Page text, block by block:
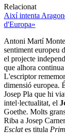
Relacionat
Així intenta
d'Europa»
Antoni Martí
sentiment europeu
el projecte
que alhora
L'escriptor
dimensió europea.
Josep Pla que hi
intel·lectualitat, el
Goethe. Molts
Riba a Josep
Esclates titula